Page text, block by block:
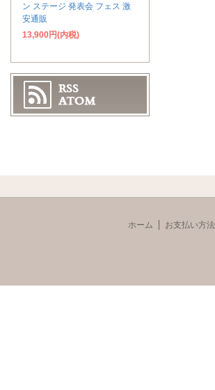
ン ステージ 発表会 フェス 激
安通販
13,900円(内税)
ホーム お支払い方法